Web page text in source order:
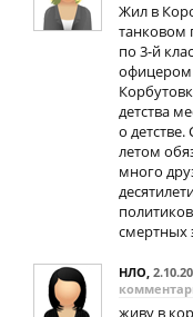
Жил в
танковом
по 3-й
офицером
детства
о
летом
много
смертных
НЛО,
живу в